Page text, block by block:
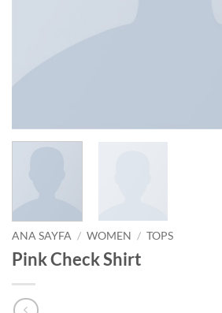
ANA SAYFA / WOMEN / TOPS
Pink Check Shirt